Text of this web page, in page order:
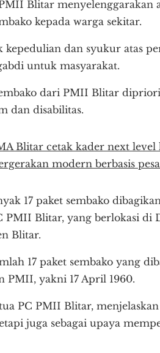
Blitar menyelenggarakan
kepada warga sekitar.
dan syukur atas
untuk masyarakat.
dari PMII Blitar
dan disabilitas.
Blitar cetak kader next
modern berbasis
17 paket sembako
Blitar, yang berlokasi di
Blitar.
17 paket sembako yang
PMII, yakni 17 April 1960.
PC PMII Blitar,
juga sebagai upaya